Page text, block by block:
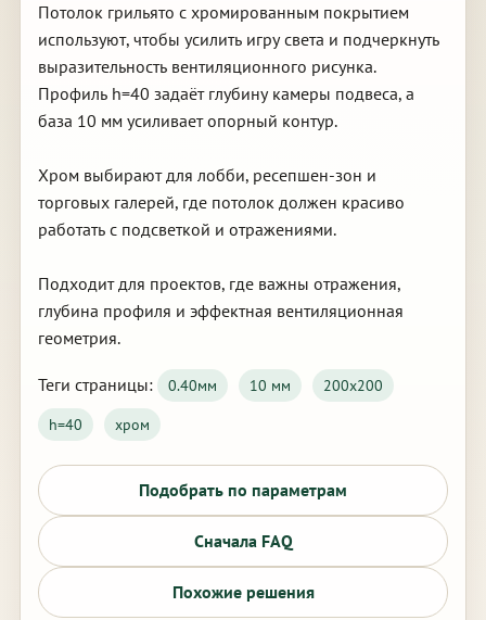
Потолок грильято с хромированным покрытием
используют, чтобы усилить игру света и подчеркнуть
выразительность вентиляционного рисунка.
Профиль h=40 задаёт глубину камеры подвеса, а
база 10 мм усиливает опорный контур.
Хром выбирают для лобби, ресепшен-зон и
торговых галерей, где потолок должен красиво
работать с подсветкой и отражениями.
Подходит для проектов, где важны отражения,
глубина профиля и эффектная вентиляционная
геометрия.
Теги страницы: 0.40мм 10 мм
200х200
h=40
хром
Подобрать по параметрам
Сначала FAQ
Похожие решения